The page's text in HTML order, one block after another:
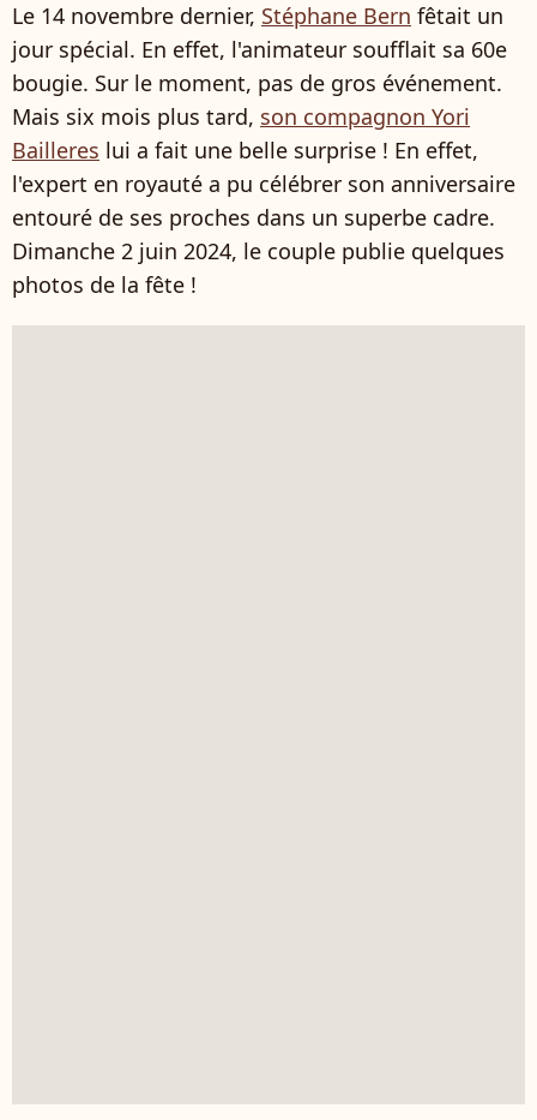
Le 14 novembre dernier, Stéphane Bern fêtait un
jour spécial. En effet, l'animateur soufflait sa 60e
bougie. Sur le moment, pas de gros événement.
Mais six mois plus tard, son compagnon Yori
Bailleres lui a fait une belle surprise ! En effet,
l'expert en royauté a pu célébrer son anniversaire
entouré de ses proches dans un superbe cadre.
Dimanche 2 juin 2024, le couple publie quelques
photos de la fête !